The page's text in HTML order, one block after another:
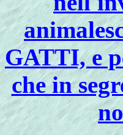
GATTI, e
che in